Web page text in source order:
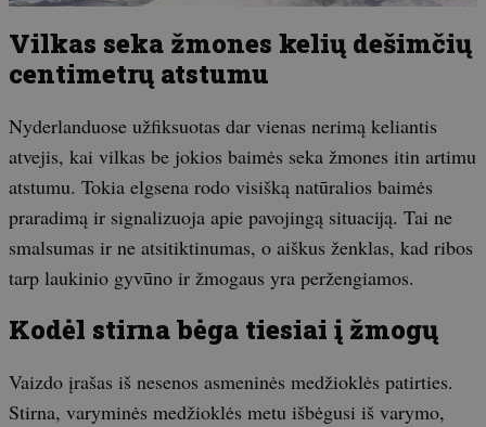
Vilkas seka žmones kelių dešimčių
centimetrų atstumu
Nyderlanduose užfiksuotas dar vienas nerimą keliantis
atvejis, kai vilkas be jokios baimės seka žmones itin artimu
atstumu. Tokia elgsena rodo visišką natūralios baimės
praradimą ir signalizuoja apie pavojingą situaciją. Tai ne
smalsumas ir ne atsitiktinumas, o aiškus ženklas, kad ribos
tarp laukinio gyvūno ir žmogaus yra peržengiamos.
Kodėl stirna bėga tiesiai į žmogų
Vaizdo įrašas iš nesenos asmeninės medžioklės patirties.
Stirna, varyminės medžioklės metu išbėgusi iš varymo,